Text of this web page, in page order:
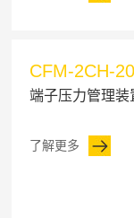
CFM-2CH-
端子压力管理装
了解更多